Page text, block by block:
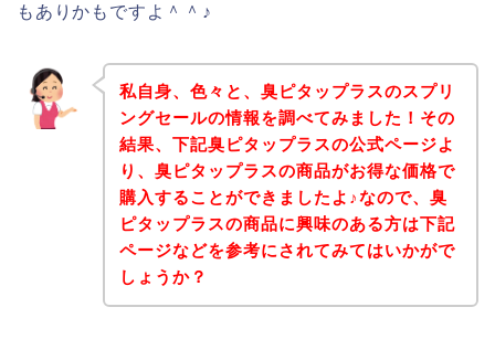
もありかもですよ＾＾♪
私自身、色々と、臭ピタップラスのスプリ
ングセールの情報を調べてみました！その
結果、下記臭ピタップラスの公式ページよ
り、臭ピタップラスの商品がお得な価格で
購入することができましたよ♪なので、臭
ピタップラスの商品に興味のある方は下記
ページなどを参考にされてみてはいかがで
しょうか？